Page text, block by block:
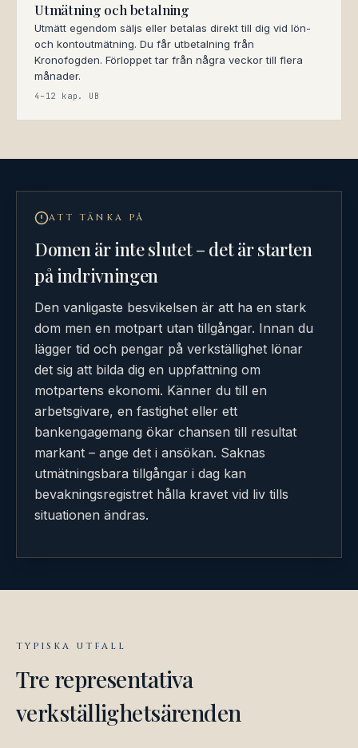
Utmätning och betalning
Utmätt egendom säljs eller betalas direkt till dig vid lön-
och kontoutmätning. Du får utbetalning från
Kronofogden. Förloppet tar från några veckor till flera
månader.
4–12 kap. UB
ATT TÄNKA PÅ
Domen är inte slutet – det är starten
på indrivningen
Den vanligaste besvikelsen är att ha en stark
dom men en motpart utan tillgångar. Innan du
lägger tid och pengar på verkställighet lönar
det sig att bilda dig en uppfattning om
motpartens ekonomi. Känner du till en
arbetsgivare, en fastighet eller ett
bankengagemang ökar chansen till resultat
markant – ange det i ansökan. Saknas
utmätningsbara tillgångar i dag kan
bevakningsregistret hålla kravet vid liv tills
situationen ändras.
TYPISKA UTFALL
Tre representativa
verkställighetsärenden